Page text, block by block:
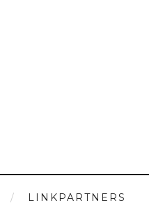
LINKPARTNERS